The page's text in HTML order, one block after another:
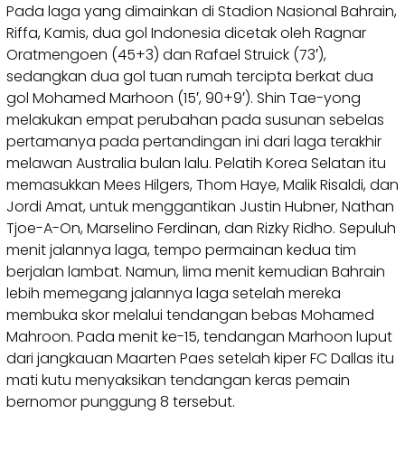
Pada laga yang dimainkan di Stadion Nasional Bahrain,
Riffa, Kamis, dua gol Indonesia dicetak oleh Ragnar
Oratmengoen (45+3) dan Rafael Struick (73′),
sedangkan dua gol tuan rumah tercipta berkat dua
gol Mohamed Marhoon (15′, 90+9′). Shin Tae-yong
melakukan empat perubahan pada susunan sebelas
pertamanya pada pertandingan ini dari laga terakhir
melawan Australia bulan lalu. Pelatih Korea Selatan itu
memasukkan Mees Hilgers, Thom Haye, Malik Risaldi, dan
Jordi Amat, untuk menggantikan Justin Hubner, Nathan
Tjoe-A-On, Marselino Ferdinan, dan Rizky Ridho. Sepuluh
menit jalannya laga, tempo permainan kedua tim
berjalan lambat. Namun, lima menit kemudian Bahrain
lebih memegang jalannya laga setelah mereka
membuka skor melalui tendangan bebas Mohamed
Mahroon. Pada menit ke-15, tendangan Marhoon luput
dari jangkauan Maarten Paes setelah kiper FC Dallas itu
mati kutu menyaksikan tendangan keras pemain
bernomor punggung 8 tersebut.